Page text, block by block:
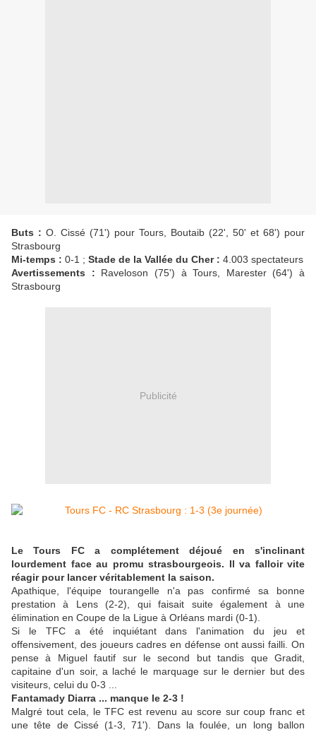
Buts : O. Cissé (71') pour Tours, Boutaib (22', 50' et 68') pour
Strasbourg
Mi-temps : 0-1 ; Stade de la Vallée du Cher : 4.003 spectateurs
Avertissements : Raveloson (75') à Tours, Marester (64') à
Strasbourg
Publicité
Le Tours FC a complétement déjoué en s'inclinant
lourdement face au promu strasbourgeois. Il va falloir vite
réagir pour lancer véritablement la saison.
Apathique, l'équipe tourangelle n'a pas confirmé sa bonne
prestation à Lens (2-2), qui faisait suite également à une
élimination en Coupe de la Ligue à Orléans mardi (0-1).
Si le TFC a été inquiétant dans l'animation du jeu et
offensivement, des joueurs cadres en défense ont aussi failli. On
pense à Miguel fautif sur le second but tandis que Gradit,
capitaine d'un soir, a laché le marquage sur le dernier but des
visiteurs, celui du 0-3 ...
Fantamady Diarra ... manque le 2-3 !
Malgré tout cela, le TFC est revenu au score sur coup franc et
une tête de Cissé (1-3, 71'). Dans la foulée, un long ballon